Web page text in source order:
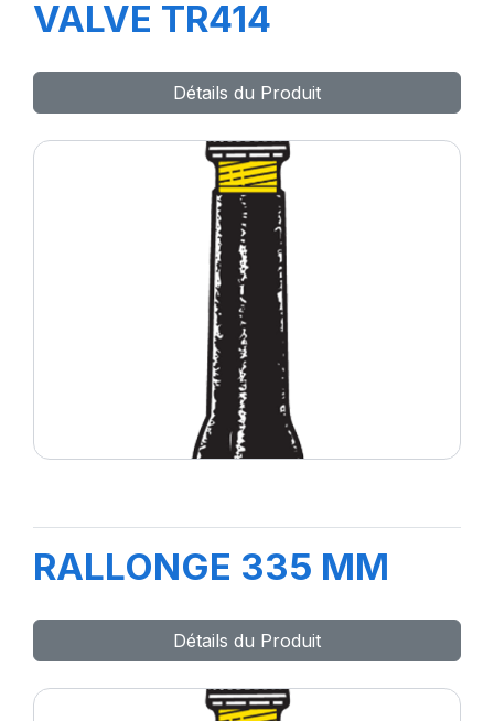
VALVE TR414
Détails du Produit
RALLONGE 335 MM
Détails du Produit